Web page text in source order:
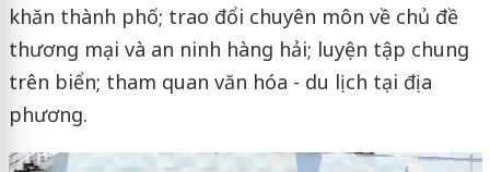
khăn thành phố; trao đổi chuyên môn về chủ đề
thương mại và an ninh hàng hải; luyện tập chung
trên biển; tham quan văn hóa - du lịch tại địa
phương.